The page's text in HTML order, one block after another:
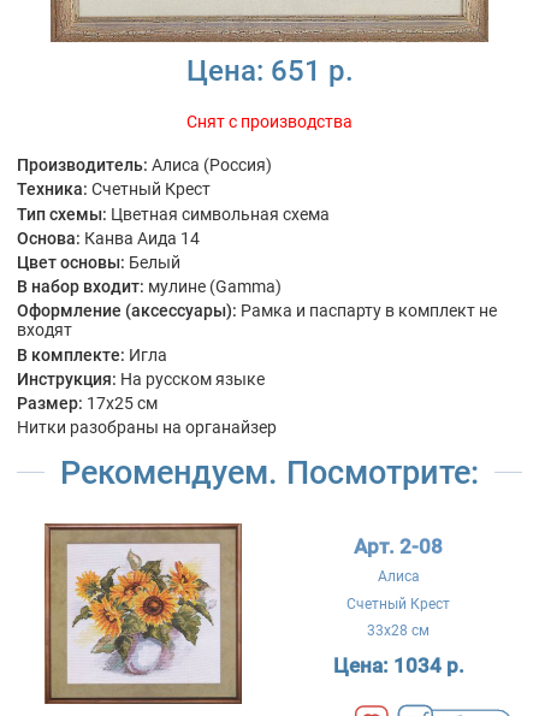
Цена: 651 р.
Снят с производства
Производитель: Алиса (Россия)
Техника: Счетный Крест
Тип схемы: Цветная символьная схема
Основа: Канва Аида 14
Цвет основы: Белый
В набор входит: мулине (Gamma)
Оформление (аксессуары): Рамка и паспарту в комплект не
входят
В комплекте: Игла
Инструкция: На русском языке
Размер: 17x25 см
Нитки разобраны на органайзер
Рекомендуем. Посмотрите:
Арт. 2-08
Алиса
Счетный Крест
33x28 см
Цена: 1034 р.